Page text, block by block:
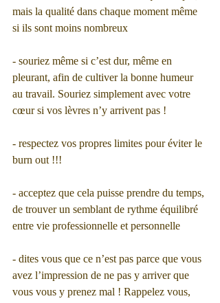
mais la qualité dans chaque moment même
si ils sont moins nombreux
- souriez même si c’est dur, même en
pleurant, afin de cultiver la bonne humeur
au travail. Souriez simplement avec votre
cœur si vos lèvres n’y arrivent pas !
- respectez vos propres limites pour éviter le
burn out !!!
- acceptez que cela puisse prendre du temps,
de trouver un semblant de rythme équilibré
entre vie professionnelle et personnelle
- dites vous que ce n’est pas parce que vous
avez l’impression de ne pas y arriver que
vous vous y prenez mal ! Rappelez vous,